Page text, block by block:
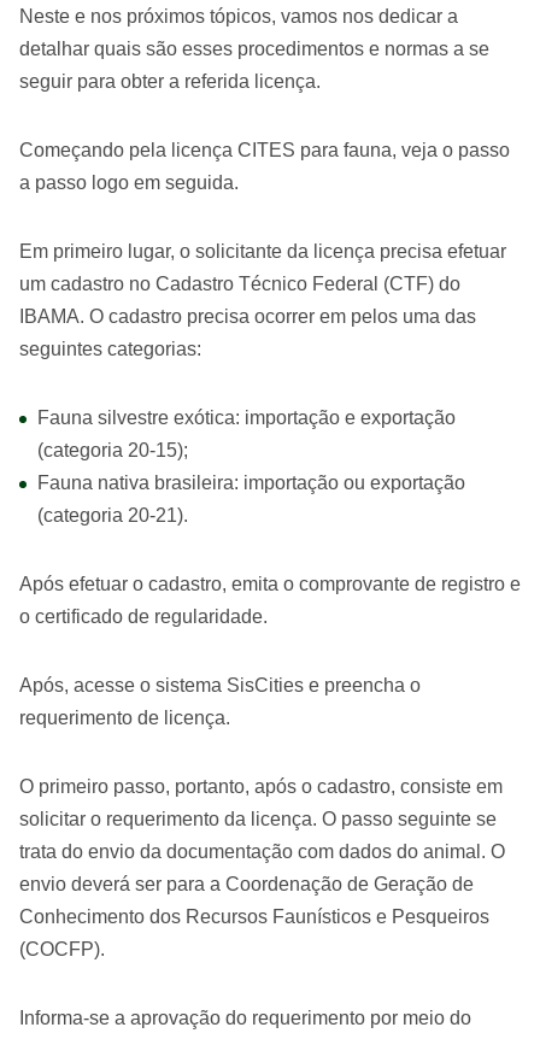
Neste e nos próximos tópicos, vamos nos dedicar a
detalhar quais são esses procedimentos e normas a se
seguir para obter a referida licença.
Começando pela licença CITES para fauna, veja o passo
a passo logo em seguida.
Em primeiro lugar, o solicitante da licença precisa efetuar
um cadastro no Cadastro Técnico Federal (CTF) do
IBAMA. O cadastro precisa ocorrer em pelos uma das
seguintes categorias:
Fauna silvestre exótica: importação e exportação
(categoria 20-15);
Fauna nativa brasileira: importação ou exportação
(categoria 20-21).
Após efetuar o cadastro, emita o comprovante de registro e
o certificado de regularidade.
Após, acesse o sistema SisCities e preencha o
requerimento de licença.
O primeiro passo, portanto, após o cadastro, consiste em
solicitar o requerimento da licença. O passo seguinte se
trata do envio da documentação com dados do animal. O
envio deverá ser para a Coordenação de Geração de
Conhecimento dos Recursos Faunísticos e Pesqueiros
(COCFP).
Informa-se a aprovação do requerimento por meio do